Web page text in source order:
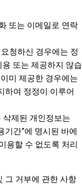
또는 이메일로 연락
청하신 경우에는 정
또는 제공하지 않습
미 제공한 경우에는
하여 정정이 이루어
제된 개인정보는
간”에 명시된 바에
용할 수 없도록 처리
그 거부에 관한 사항